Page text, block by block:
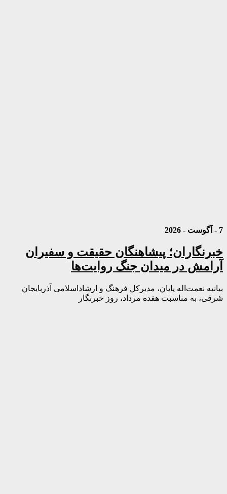
7 - آگوست - 2026
خبرنگاران؛ پیشاهنگان حقیقت و سفیران
آرامش در میدان جنگ روایت‌ها
بیانیه نعمت‌اله پایان، مدیرکل فرهنگ و ارشاداسلامی آذربایجان
شرقی، به مناسبت هفده مرداد، روز خبرنگار